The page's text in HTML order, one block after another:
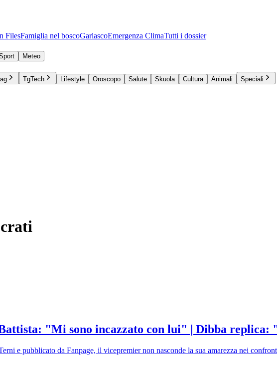
FilesFamiglia nel boscoGarlascoEmergenza ClimaTutti i dossier
Meteo
TgTech Lifestyle Oroscopo Salute Skuola Cultura Animali
Speciali
"Mi sono incazzato con lui" | Dibba replica:
e pubblicato da Fanpage, il vicepremier non nasconde la sua amarezza nei